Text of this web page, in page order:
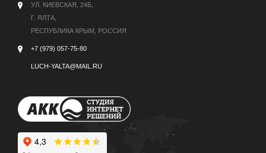
УЛ. КИЕВСКАЯ, 24Б,
Г. ЯЛТА,
РЕСПУБЛИКА КРЫМ, РОССИЯ
+7 (979) 057-75-80
LUCH-YALTA@MAIL.RU